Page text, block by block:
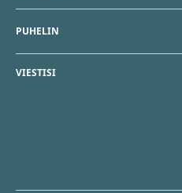
PUHELIN
VIESTISI